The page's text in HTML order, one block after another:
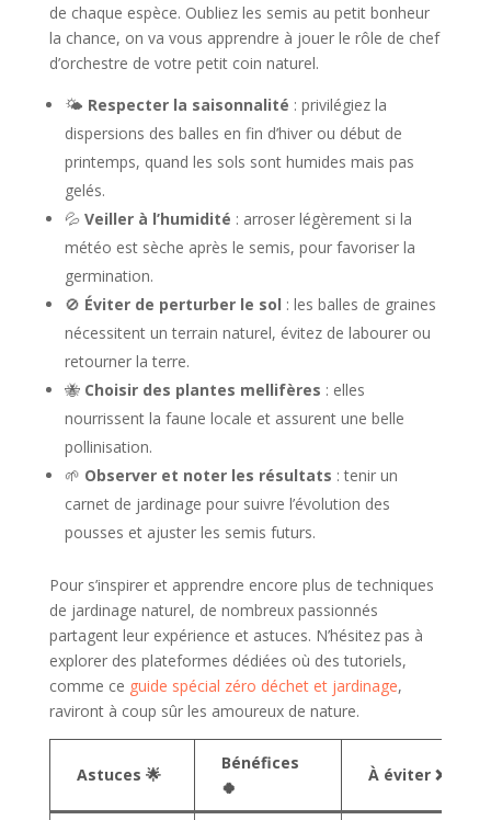
de chaque espèce. Oubliez les semis au petit bonheur
la chance, on va vous apprendre à jouer le rôle de chef
d’orchestre de votre petit coin naturel.
🌤️ Respecter la saisonnalité : privilégiez la
dispersions des balles en fin d’hiver ou début de
printemps, quand les sols sont humides mais pas
gelés.
💦 Veiller à l’humidité : arroser légèrement si la
météo est sèche après le semis, pour favoriser la
germination.
🚫 Éviter de perturber le sol : les balles de graines
nécessitent un terrain naturel, évitez de labourer ou
retourner la terre.
🐝 Choisir des plantes mellifères : elles
nourrissent la faune locale et assurent une belle
pollinisation.
🌱 Observer et noter les résultats : tenir un
carnet de jardinage pour suivre l’évolution des
pousses et ajuster les semis futurs.
Pour s’inspirer et apprendre encore plus de techniques
de jardinage naturel, de nombreux passionnés
partagent leur expérience et astuces. N’hésitez pas à
explorer des plateformes dédiées où des tutoriels,
comme ce guide spécial zéro déchet et jardinage,
raviront à coup sûr les amoureux de nature.
Astuces 🌟
Bénéfices
🍀
À éviter ❌